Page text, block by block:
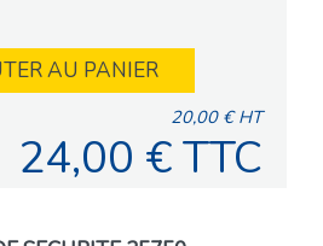
AU PANIER
20,00 € HT
24,00 € TTC